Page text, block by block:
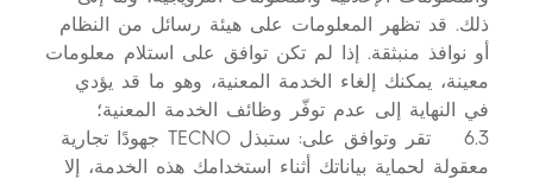
ذلك. قد تظهر المعلومات على هيئة رسائل من النظام
أو نوافذ منبثقة. إذا لم تكن توافق على استلام معلومات
معينة، يمكنك إلغاء الخدمة المعنية، وهو ما قد يؤدي
في النهاية إلى عدم توفّر وظائف الخدمة المعنية؛
6.3 تقر وتوافق على: ستبذل TECNO جهودًا تجارية
معقولة لحماية بياناتك أثناء استخدامك هذه الخدمة، إلا